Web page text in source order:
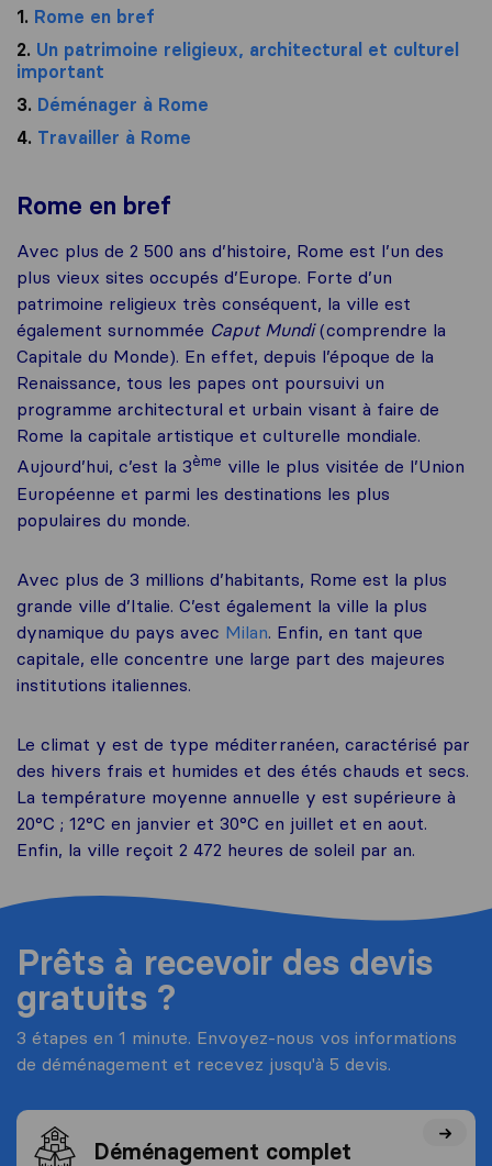
1. Rome en bref
2. Un patrimoine religieux, architectural et culturel
important
3. Déménager à Rome
4. Travailler à Rome
Rome en bref
Avec plus de 2 500 ans d’histoire, Rome est l’un des
plus vieux sites occupés d’Europe. Forte d’un
patrimoine religieux très conséquent, la ville est
également surnommée Caput Mundi(comprendre la
Capitale du Monde). En effet, depuis l’époque de la
Renaissance, tous les papes ont poursuivi un
programme architectural et urbain visant à faire de
Rome la capitale artistique et culturelle mondiale.
Aujourd’hui, c’est la 3ème ville le plus visitée de l’Union
Européenne et parmi les destinations les plus
populaires du monde.
Avec plus de 3 millions d’habitants, Rome est la plus
grande ville d’Italie. C’est également la ville la plus
dynamique du pays avec Milan. Enfin, en tant que
capitale, elle concentre une large part des majeures
institutions italiennes.
Le climat y est de type méditerranéen, caractérisé par
des hivers frais et humides et des étés chauds et secs.
La température moyenne annuelle y est supérieure à
20°C ; 12°C en janvier et 30°C en juillet et en aout.
Enfin, la ville reçoit 2 472 heures de soleil par an.
Prêts à recevoir des devis
gratuits ?
3 étapes en 1 minute. Envoyez-nous vos informations
de déménagement et recevez jusqu'à 5 devis.
Déménagement complet